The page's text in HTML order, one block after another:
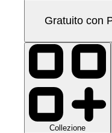
Gratuito con
Collezione